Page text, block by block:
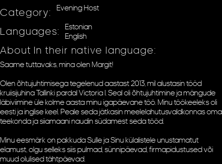
Category: Evening Host
Languages:
Estonian
English
About In their native language:
Saame tuttavaks, mina olen Margit!
Olen õhtujuhtimisega tegelenud aastast 2013, mil alustasin tööd
kruiisijuhina Tallinki pardal Victoria I. Seal oli õhtujuhtimine ja mängude
läbiviimine üle kolme aasta minu igapäevane töö. Minu töökeeleks oli
eesti ja inglise keel. Peale seda jätkasin meelelahutusvaldkonnas oma
teekonda ja siiamaani naudin südamest seda tööd.
Minu eesmärk on pakkuda Sulle ja Sinu külalistele unustamatut
elamust, olgu selleks siis pulmad, sünnipäevad, firmapidustused või
muud olulised tähtpäevad.